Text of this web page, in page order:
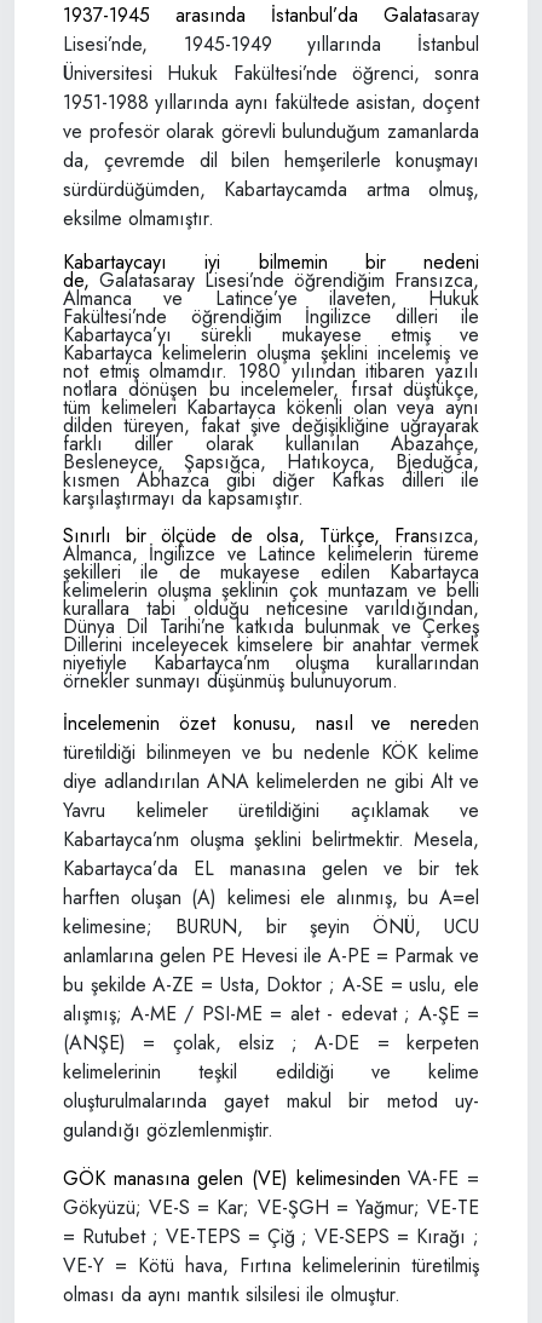
1937-1945 arasında İstanbul’da Galata­saray
Lisesi’nde, 1945-1949 yıllarında İs­tanbul
Üniversitesi Hukuk Fakültesi’nde öğrenci, sonra
1951-1988 yıllarında aynı fakültede asistan, doçent
ve profesör olarak görevli bulunduğum zamanlarda
da, çev­remde dil bilen hemşerilerle konuşmayı
sürdürdüğümden, Kabartaycamda artma olmuş,
eksilme olmamıştır.
Kabartaycayı iyi bilmemin bir nedeni
de, Galatasaray Lisesi’nde öğrendiğim Fransız­ca,
Almanca ve Latince’ye ilaveten, Hukuk
Fakültesi’nde öğrendiğim İngilizce dilleri ile
Kabartayca’yı sürekli mukayese etmiş ve
Kabartayca kelimelerin oluşma şeklini in­celemiş ve
not etmiş olmamdır. 1980 yılın­dan itibaren yazılı
notlara dönüşen bu in­celemeler, fırsat düştükçe,
tüm kelimeleri Kabartayca kökenli olan veya aynı
dilden türeyen, fakat şive değişikliğine uğrayarak
farklı diller olarak kullanılan Abazahçe,
Besleneyce, Şapsığca, Hatıkoyca, Bjeduğca,
kısmen Abhazca gibi diğer Kafkas dilleri ile
karşılaştırmayı da kapsamıştır.
Sınırlı bir ölçüde de olsa, Türkçe, Fran­sızca,
Almanca, İngilizce ve Latince kelime­lerin türeme
şekilleri ile de mukayese edilen Kabartayca
kelimelerin oluşma şeklinin çok muntazam ve belli
kurallara tabi olduğu neticesine varıldığından,
Dünya Dil Tarihi’ne katkıda bulunmak ve Çerkeş
Dillerini inceleyecek kimselere bir anahtar vermek
niyetiyle Kabartayca’nm oluşma kuralların­dan
örnekler sunmayı düşünmüş bulunu­yorum.
İncelemenin özet konusu, nasıl ve nere­den
türetildiği bilinmeyen ve bu nedenle KÖK kelime
diye adlandırılan ANA kelime­lerden ne gibi Alt ve
Yavru kelimeler üretil­diğini açıklamak ve
Kabartayca’nm oluşma şeklini belirtmektir. Mesela,
Kabartayca’da EL manasına gelen ve bir tek
harften oluşan (A) kelimesi ele alınmış, bu A=el
kelimesine; BURUN, bir şeyin ÖNÜ, UCU
anlamlarına gelen PE Hevesi ile A-PE = Parmak ve
bu şe­kilde A-ZE = Usta, Doktor ; A-SE = uslu, ele
alışmış; A-ME / PSI-ME = alet - edevat ; A-ŞE =
(ANŞE) = çolak, elsiz ; A-DE = kerpeten
kelimelerinin teşkil edildiği ve kelime
oluşturulmalarında gayet makul bir metod uy­
gulandığı gözlemlenmiştir.
GÖK manasına gelen (VE) kelimesindenVA-FE =
Gökyüzü; VE-S = Kar; VE-ŞGH = Yağmur; VE-TE
= Rutubet ; VE-TEPS = Çiğ ; VE-SEPS = Kırağı ;
VE-Y = Kötü hava, Fırtı­na kelimelerinin türetilmiş
olması da aynı mantık silsilesi ile olmuştur.